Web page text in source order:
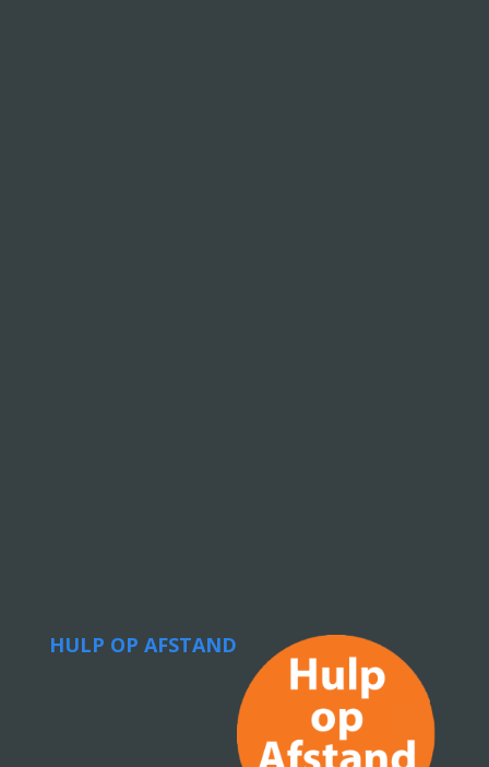
HULP OP AFSTAND